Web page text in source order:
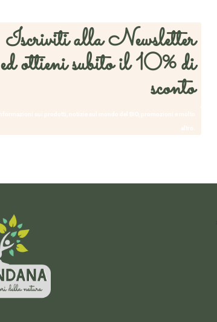
Iscriviti alla Newsletter
ed ottieni subito il 10% di
sconto